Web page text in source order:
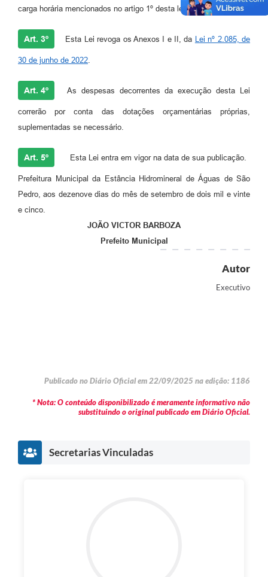
carga horária mencionados no artigo 1º desta lei.
Art. 3º Esta Lei revoga os Anexos I e II, da Lei nº 2.085, de
30 de junho de 2022.
Art. 4º As despesas decorrentes da execução desta Lei
correrão por conta das dotações orçamentárias próprias,
suplementadas se necessário.
Art. 5º Esta Lei entra em vigor na data de sua publicação.
Prefeitura Municipal da Estância Hidromineral de Águas de São
Pedro, aos dezenove dias do mês de setembro de dois mil e vinte
e cinco.
JOÃO VICTOR BARBOZA
Prefeito Municipal
Autor
Executivo
Publicado no Diário Oficial em 22/09/2025 na edição: 1186
* Nota: O conteúdo disponibilizado é meramente informativo não
substituindo o original publicado em Diário Oficial.
Secretarias Vinculadas